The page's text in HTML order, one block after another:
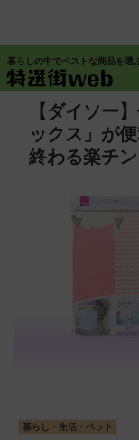
暮らしの中でベストな商品を選
【ダイソー
ックス」が
終わる楽チン
暮らし・生活・ペット